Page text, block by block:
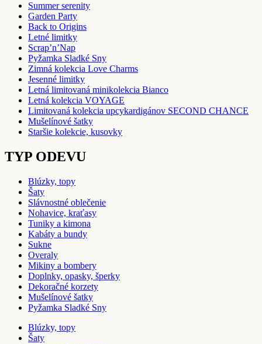
Summer serenity
Garden Party
Back to Origins
Letné limitky
Scrap’n’Nap
Pyžamka Sladké Sny
Zimná kolekcia Love Charms
Jesenné limitky
Letná limitovaná minikolekcia Bianco
Letná kolekcia VOYAGE
Limitovaná kolekcia upcykardigánov SECOND CHANCE
Mušelínové šatky
Staršie kolekcie, kusovky
TYP ODEVU
Blúzky, topy
Šaty
Slávnostné oblečenie
Nohavice, kraťasy
Tuniky a kimona
Kabáty a bundy
Sukne
Overaly
Mikiny a bombery
Doplnky, opasky, šperky
Dekoračné korzety
Mušelínové šatky
Pyžamka Sladké Sny
Blúzky, topy
Šaty